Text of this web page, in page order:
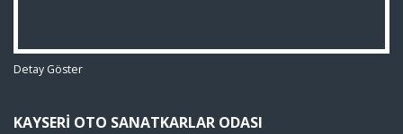
Detay Göster
KAYSERI OTO SANATKARLAR ODASI